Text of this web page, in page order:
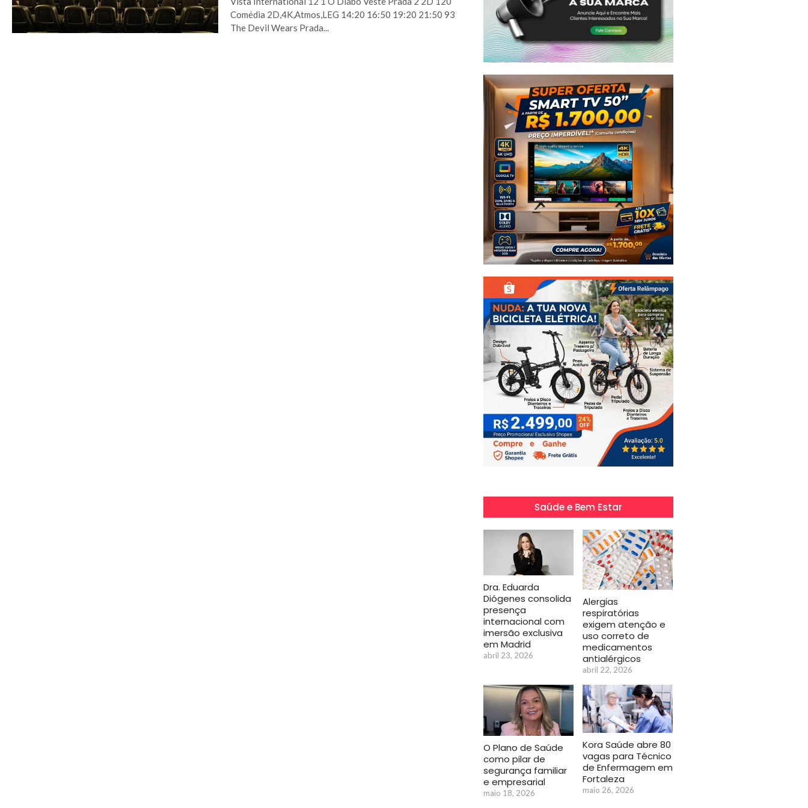
Comédia 2D,4K,Atmos,LEG 14:20 16:50 19:20 21:50 93
The Devil Wears Prada...
Saúde e Bem Estar
Dra. Eduarda
Diógenes consolida
presença
internacional com
imersão exclusiva
em Madrid
abril 23, 2026
Alergias
respiratórias
exigem atenção e
uso correto de
medicamentos
antialérgicos
abril 22, 2026
O Plano de Saúde
como pilar de
segurança familiar
e empresarial
maio 18, 2026
Kora Saúde abre 80
vagas para Técnico
de Enfermagem em
Fortaleza
maio 26, 2026